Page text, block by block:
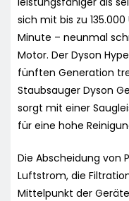
sich mit bis zu
Minute – neunmal
Motor. Der Dyson
fünften Generation
Staubsauger Dyson
sorgt mit einer
für eine hohe
Die Abscheidung von
Luftstrom, die
Mittelpunkt der